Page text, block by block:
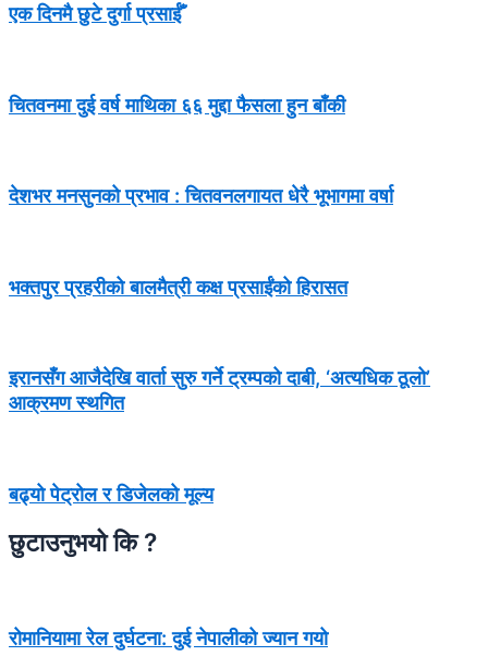
एक दिनमै छुटे दुर्गा प्रसाईँ
चितवनमा दुई वर्ष माथिका ६६ मुद्दा फैसला हुन बाँकी
देशभर मनसुनको प्रभाव : चितवनलगायत धेरै भूभागमा वर्षा
भक्तपुर प्रहरीको बालमैत्री कक्ष प्रसाईंको हिरासत
इरानसँग आजैदेखि वार्ता सुरु गर्ने ट्रम्पको दाबी, ‘अत्यधिक ठूलो’
आक्रमण स्थगित
बढ्यो पेट्रोल र डिजेलको मूल्य
छुटाउनुभयो कि ?
रोमानियामा रेल दुर्घटना: दुई नेपालीको ज्यान गयो